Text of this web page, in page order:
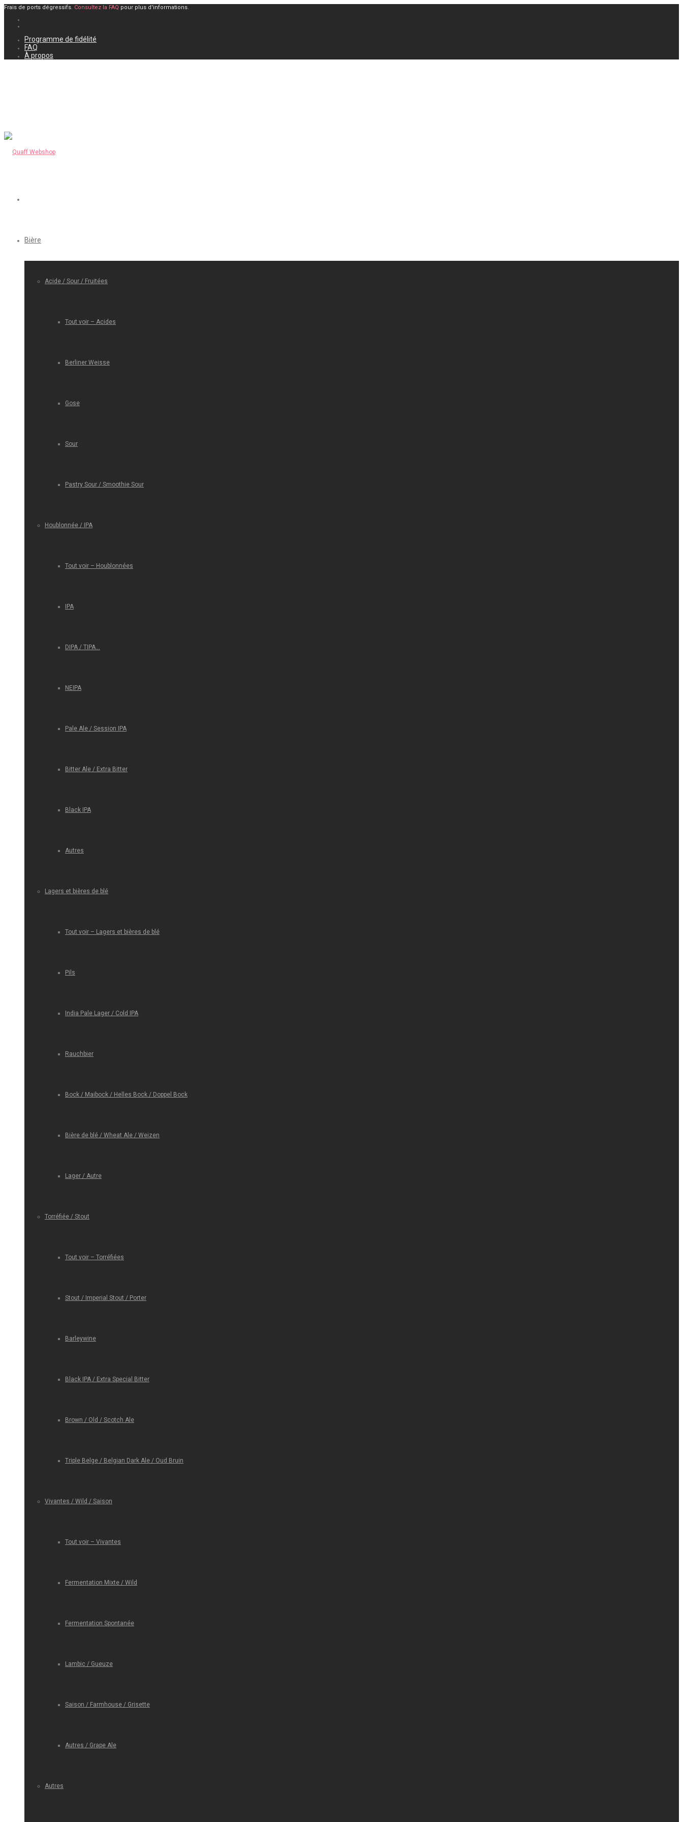
Frais de ports dégressifs. Consultez la FAQ pour plus d'informations.
Programme de fidélité
FAQ
À propos
Bière
Acide / Sour / Fruitées
Tout voir – Acides
Berliner Weisse
Gose
Sour
Pastry Sour / Smoothie Sour
Houblonnée / IPA
Tout voir – Houblonnées
IPA
DIPA / TIPA…
NEIPA
Pale Ale / Session IPA
Bitter Ale / Extra Bitter
Black IPA
Autres
Lagers et bières de blé
Tout voir – Lagers et bières de blé
Pils
India Pale Lager / Cold IPA
Rauchbier
Bock / Maibock / Helles Bock / Doppel Bock
Bière de blé / Wheat Ale / Weizen
Lager / Autre
Torréfiée / Stout
Tout voir – Torréfiées
Stout / Imperial Stout / Porter
Barleywine
Black IPA / Extra Special Bitter
Brown / Old / Scotch Ale
Triple Belge / Belgian Dark Ale / Oud Bruin
Vivantes / Wild / Saison
Tout voir – Vivantes
Fermentation Mixte / Wild
Fermentation Spontanée
Lambic / Gueuze
Saison / Farmhouse / Grisette
Autres / Grape Ale
Autres